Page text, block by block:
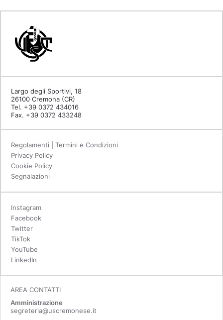
Largo degli Sportivi, 18
26100 Cremona (CR)
Tel. +39 0372 434016
Fax. +39 0372 433248
Regolamenti | Termini e Condizioni
Privacy Policy
Cookie Policy
Segnalazioni
Instagram
Facebook
Twitter
TikTok
YouTube
LinkedIn
AREA CONTATTI
Amministrazione
segreteria@uscremonese.it